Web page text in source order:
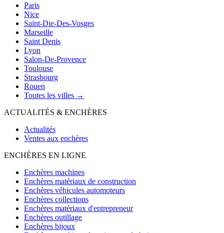
Paris
Nice
Saint-Die-Des-Vosges
Marseille
Saint Denis
Lyon
Salon-De-Provence
Toulouse
Strasbourg
Rouen
Toutes les villes →
ACTUALITÉS & ENCHÈRES
Actualités
Ventes aux enchères
ENCHÈRES EN LIGNE
Enchères machines
Enchères matériaux de construction
Enchères véhicules automoteurs
Enchères collections
Enchères matériaux d'entrepreneur
Enchères outillage
Enchères bijoux